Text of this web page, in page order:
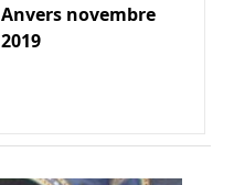
Anvers novembre
2019